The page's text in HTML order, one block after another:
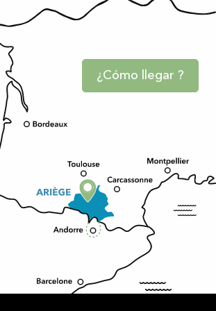
¿Cómo llegar ?